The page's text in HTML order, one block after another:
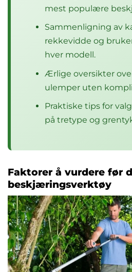
mest populære
Sammenligning av
rekkevidde og
hver modell.
Ærlige oversikter
ulemper uten
Praktiske tips for
på tretype og
Faktorer å vurdere før
beskjæringsverktøy